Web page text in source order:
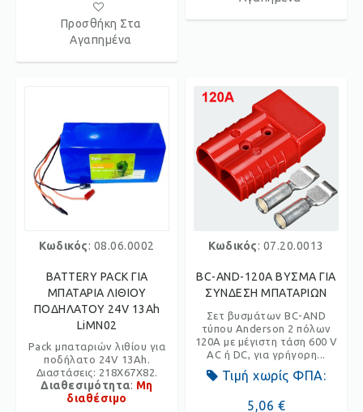
Προσθήκη Στα
Αγαπημένα
Κωδικός: 08.06.0002
BATTERY PACK ΓΙΑ
ΜΠΑΤΑΡΙΑ ΛΙΘΙΟΥ
ΠΟΔΗΛΑΤΟΥ 24V 13Ah
LiMN02
Pack μπαταριών λιθίου για
ποδήλατο 24V 13Ah.
Διαστάσεις: 218X67X82.
Διαθεσιμότητα: Μη
διαθέσιμο
Κωδικός: 07.20.0013
BC-AND-120A ΒΥΣΜΑ ΓΙΑ
ΣΥΝΔΕΣΗ ΜΠΑΤΑΡΙΩΝ
Σετ βυσμάτων BC-AND
τύπου Anderson 2 πόλων
120A με μέγιστη τάση 600 V
AC ή DC, για γρήγορη...
Τιμή χωρίς ΦΠΑ:
5,06 €